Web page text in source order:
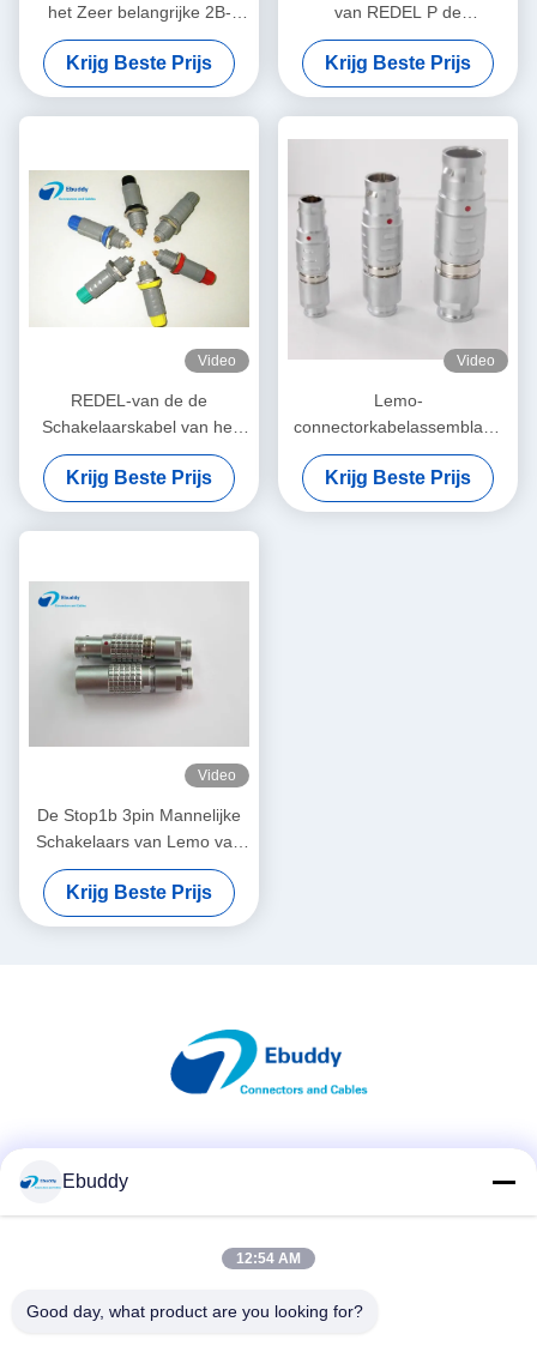
het Zeer belangrijke 2B-
Model van de Grootte
Mannelijke Stop FGC.2B.319
Krijg Beste Prijs
van REDEL P de
Kabelschakelaar voor de
Medische schakelaar van de
de industrieendoscoop
Krijg Beste Prijs
Video
REDEL-van de de
Schakelaarskabel van het
Reeksp Plastic Medische
Substituut de Stoppag
Balansschakelaar
Krijg Beste Prijs
Video
Lemo-
connectorkabelassemblage
FGG 0B 1B 2B 3B 4B enkel-
of tweeledig
Krijg Beste Prijs
Video
De Stop1b 3pin Mannelijke
Schakelaars van Lemo van
de kabelschakelaar
Alternatieve Balans Cirkel
Mannelijke
Krijg Beste Prijs
Snel contact
Telefoon
Ebuddy
12:54 AM
Good day, what product are you looking for?